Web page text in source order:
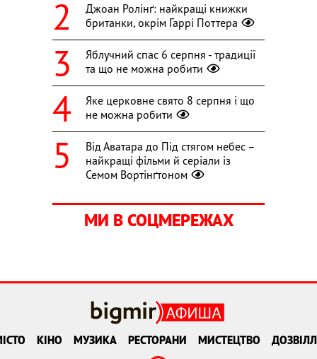
Джоан Ролінґ: найкращі книжки
британки, окрім Гаррі Поттера
Яблучний спас 6 серпня - традиції
та що не можна робити
Яке церковне свято 8 серпня і що
не можна робити
Від Аватара до Під стягом небес –
найкращі фільми й серіали із
Семом Вортінґтоном
МИ В СОЦМЕРЕЖАХ
КІНО МУЗИКА РЕСТОРАНИ МИСТЕЦТВО